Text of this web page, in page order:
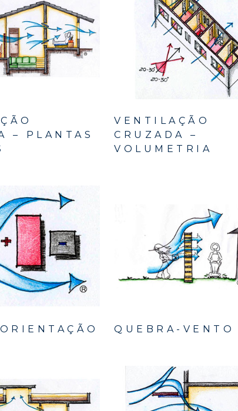
– PLANTAS
VENTILAÇÃO
CRUZADA –
VOLUMETRIA
QUEBRA-VENTO